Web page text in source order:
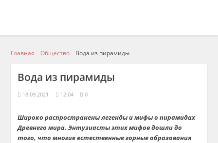
Главная Общество Вода из пирамиды
Вода из пирамиды
18.09.2021 12:04 0
Широко распространены легенды и мифы о пирамидах
Древнего мира. Энтузиасты этих мифов дошли до
того, что многие естественные горные образования